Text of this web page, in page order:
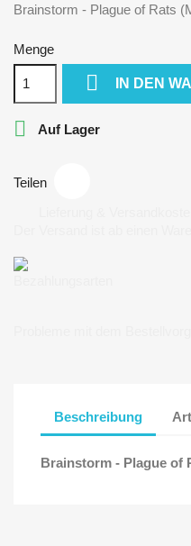
Brainstorm - Plague of Rats
Menge
 IN DEN
 Auf Lager
Teilen
Beschreibung
Brainstorm - Plague of